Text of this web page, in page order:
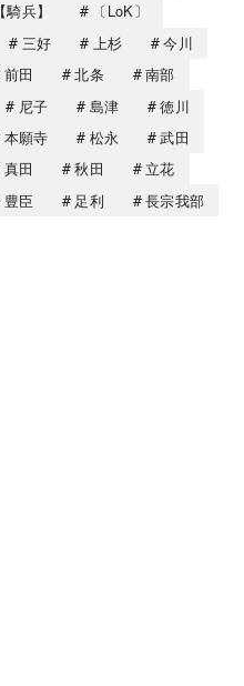
【騎兵】
〔LoK〕
三好 上杉
今川
前田 北条
南部
尼子 島津
徳川
本願寺 松永
武田
真田 秋田
立花
豊臣 足利
長宗我部